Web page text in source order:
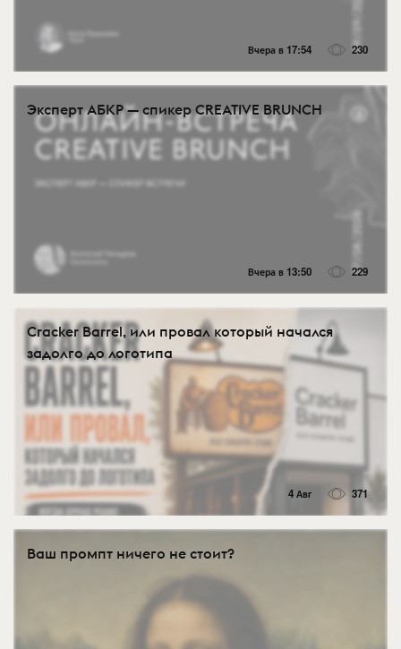
Вчера в 17:54 230
Эксперт АБКР — спикер CREATIVE BRUNCH
Вчера в 13:50 229
Cracker Barrel, или провал который начался
задолго до логотипа
4 Авг 371
Ваш промпт ничего не стоит?